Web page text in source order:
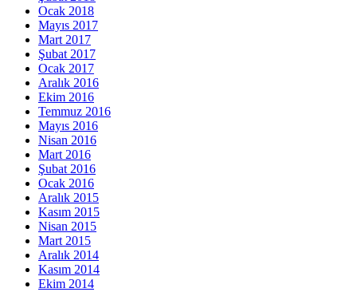
Ocak 2018
Mayıs 2017
Mart 2017
Şubat 2017
Ocak 2017
Aralık 2016
Ekim 2016
Temmuz 2016
Mayıs 2016
Nisan 2016
Mart 2016
Şubat 2016
Ocak 2016
Aralık 2015
Kasım 2015
Nisan 2015
Mart 2015
Aralık 2014
Kasım 2014
Ekim 2014